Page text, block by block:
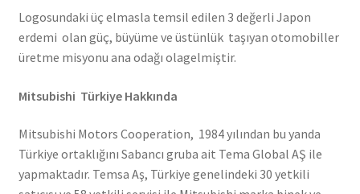
Logosundaki üç elmasla temsil edilen 3 değerli Japon
erdemi olan güç, büyüme ve üstünlük taşıyan otomobiller
üretme misyonu ana odağı olagelmiştir.
Mitsubishi Türkiye Hakkında
Mitsubishi Motors Cooperation, 1984 yılından bu yanda
Türkiye ortaklığını Sabancı gruba ait Tema Global AŞ ile
yapmaktadır. Temsa Aş, Türkiye genelindeki 30 yetkili